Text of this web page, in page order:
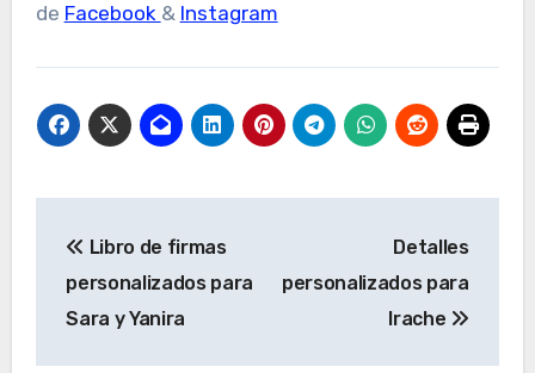
de Facebook & Instagram
de
entradas
Libro de firmas
personalizados para
Sara y Yanira
Detalles
personalizados para
Irache